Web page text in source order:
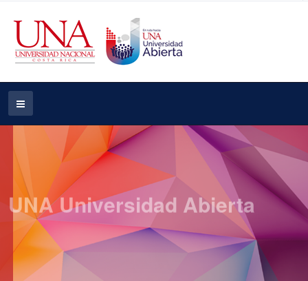
UNA Universidad Abierta